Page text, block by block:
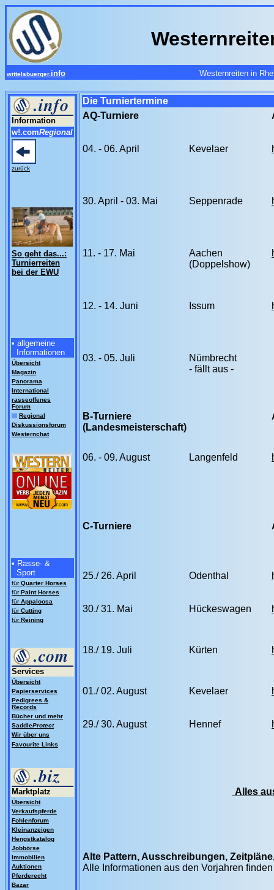
wittelsbuerger. info Westernreiten in
Information
w!.comRegional
zurück
So geht das...:
Turnierreiten
bei der EWU
• allgemeine
Informationen
Übersicht
Magazin
Panorama
International
rasseoffenes
Forum
Regional
Diskussionsforum
Westernchat
• Rasse- &
Sport
fürQuarter Horses
fürPaint Horses
fürAppaloosa
fürCutting
fürReining
Services
Übersicht
Papierservices
Pedigrees &
Records
Bücher und mehr
SaddleProtect
Wir über uns
Favourite Links
Marktplatz
Übersicht
Verkaufspferde
Fohlenforum
Kleinanzeigen
Hengstkatalog
Jobbörse
Immobilien
Auktionen
Pferderecht
Bazar
Die Turniertermine
AQ-Turniere
04. - 06. April Kevelaer
30. April - 03. Mai Seppenrade
11. - 17. Mai
Aachen
(Doppelshow)
12. - 14. Juni Issum
03. - 05. Juli
Nümbrecht
- fällt aus -
B-Turniere
(Landesmeisterschaft)
06. - 09. August Langenfeld
C-Turniere
25./ 26. April Odenthal
30./ 31. Mai Hückeswagen
18./ 19. Juli Kürten
01./ 02. August Kevelaer
29./ 30. August Hennef
Alles
Alte Pattern, Ausschreibungen,
Alle Informationen aus den Vorjahren